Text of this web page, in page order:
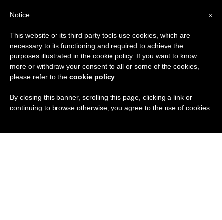
x
Notice
This website or its third party tools use cookies, which are
necessary to its functioning and required to achieve the
purposes illustrated in the cookie policy. If you want to know
more or withdraw your consent to all or some of the cookies,
please refer to the cookie policy
By closing this banner, scrolling this page, clicking a link or
continuing to browse otherwise, you agree to the use of cookies.